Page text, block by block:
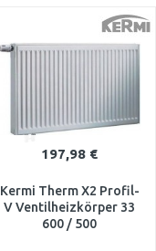
197,98 €
Kermi Therm X2 Profil-
V Ventilheizkörper 33
600 / 500